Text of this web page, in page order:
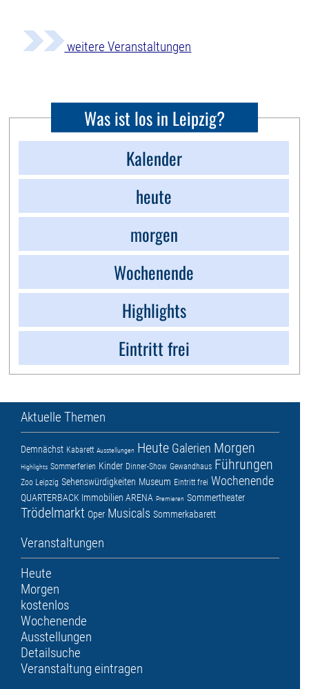
weitere Veranstaltungen
Was ist los in Leipzig?
Kalender
heute
morgen
Wochenende
Highlights
Eintritt frei
Aktuelle Themen
Demnächst Kabarett Ausstellungen Heute Galerien Morgen
Highlights Sommerferien Kinder Dinner-Show Gewandhaus Führungen
Zoo Leipzig Sehenswürdigkeiten Museum Eintritt frei Wochenende
QUARTERBACK Immobilien ARENA Premieren Sommertheater
Trödelmarkt Oper Musicals Sommerkabarett
Veranstaltungen
Heute
Morgen
kostenlos
Wochenende
Ausstellungen
Detailsuche
Veranstaltung eintragen